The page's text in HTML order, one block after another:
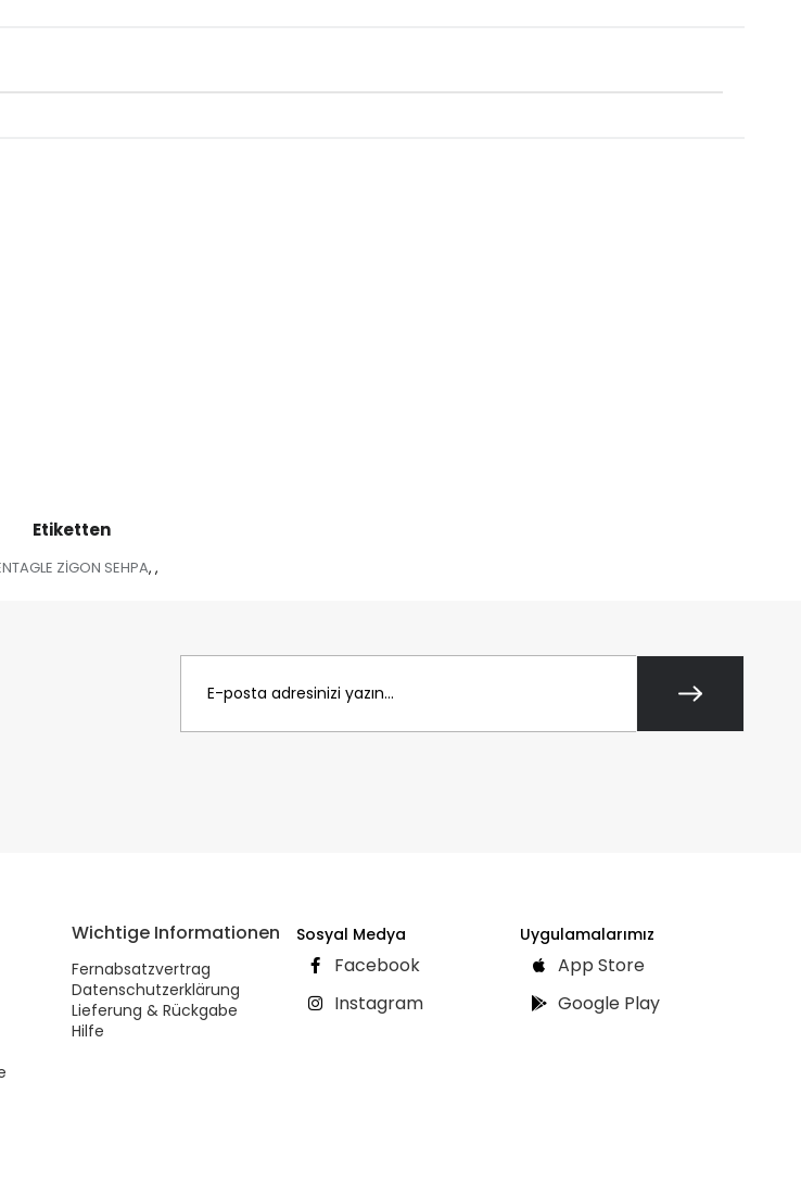
Etiketten
ZİGON SEHPA, ,
Wichtige Informationen
Fernabsatzvertrag
Datenschutzerklärung
Lieferung & Rückgabe
Hilfe
Sosyal Medya
Facebook
Instagram
Uygulamalarımız
App Store
Google Play